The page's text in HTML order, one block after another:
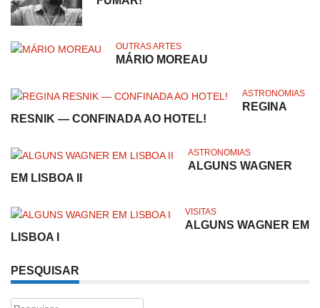
OUTRAS ARTES
MÁRIO MOREAU
ASTRONOMIAS
REGINA
RESNIK — CONFINADA AO HOTEL!
ASTRONOMIAS
ALGUNS WAGNER
EM LISBOA II
VISITAS
ALGUNS WAGNER EM
LISBOA I
PESQUISAR